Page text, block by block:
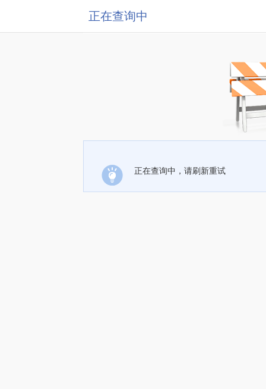
正在查询中
正在查询中，请刷新重试